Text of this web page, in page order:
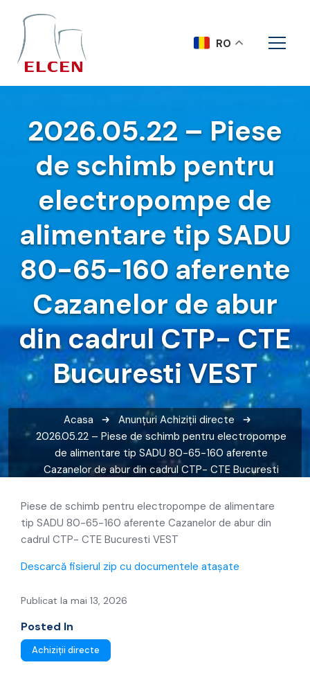
2026.05.22 – Piese
de schimb pentru
electropompe de
alimentare tip SADU
80-65-160 aferente
Cazanelor de abur
din cadrul CTP- CTE
Bucuresti VEST
Acasa Anunțuri Achiziții directe
2026.05.22 – Piese de schimb pentru electropompe
de alimentare tip SADU 80-65-160 aferente
Cazanelor de abur din cadrul CTP- CTE Bucuresti
Piese de schimb pentru electropompe de alimentare
tip SADU 80-65-160 aferente Cazanelor de abur din
cadrul CTP- CTE Bucuresti VEST
Descarcă fisierul zip cu documentele atașate
Publicat la mai 13, 2026
Posted In
Achiziții directe
RO